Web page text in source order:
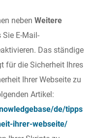
neben Weitere
Sie E-Mail-
Das ständige
für die Sicherheit Ihres
Ihrer Webseite zu
Artikel:
de/tipps
ihrer-webseite/